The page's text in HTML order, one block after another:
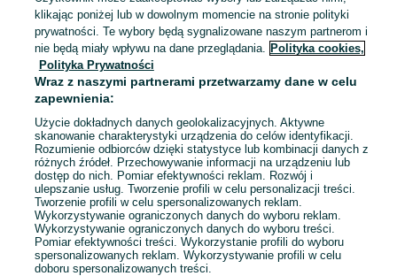
Rawicz, Osiedle 350 Lecia Rawicza
Odświeżono dnia 07 sierpnia 2026
625Wh BBP290 horizontal 36v
1 910 zł z Pakietem Ochronnym
Rawicz, Osiedle 350 Lecia Rawicza
Odświeżono dnia 07 sierpnia 2026
1 2 3
klikając poniżej lub w dowolnym momencie na stronie polityki
prywatności. Te wybory będą sygnalizowane naszym partnerom i
nie będą miały wpływu na dane przeglądania. Polityka cookies,
Polityka Prywatności
Wraz z naszymi partnerami przetwarzamy dane w celu
zapewnienia:
Użycie dokładnych danych geolokalizacyjnych. Aktywne
skanowanie charakterystyki urządzenia do celów identyfikacji.
Rozumienie odbiorców dzięki statystyce lub kombinacji danych z
różnych źródeł. Przechowywanie informacji na urządzeniu lub
dostęp do nich. Pomiar efektywności reklam. Rozwój i
ulepszanie usług. Tworzenie profili w celu personalizacji treści.
Tworzenie profili w celu spersonalizowanych reklam.
Wykorzystywanie ograniczonych danych do wyboru reklam.
Wykorzystywanie ograniczonych danych do wyboru treści.
Pomiar efektywności treści. Wykorzystanie profili do wyboru
spersonalizowanych reklam. Wykorzystywanie profili w celu
doboru spersonalizowanych treści.